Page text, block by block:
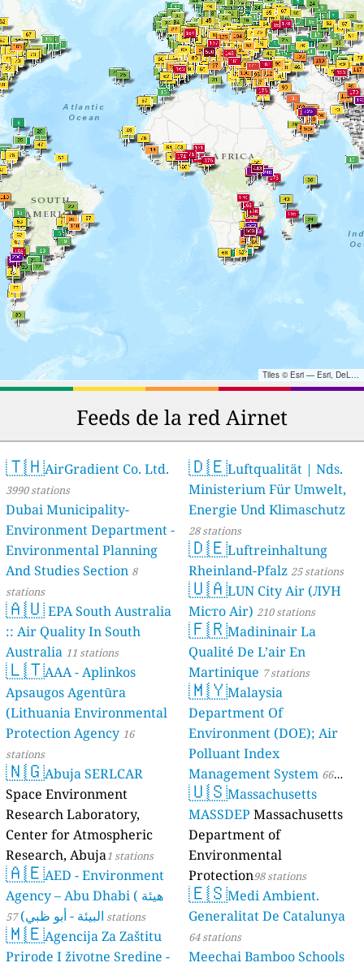
Tiles © Esri — Esri, DeLorme, NAVTEQ, TomTom, Intermap, iPC, USGS, FAO, NPS, NRCAN, GeoBase, Kadaster NL, Ordnance Survey, Esri Japan, METI, Esri China (Hong Kong), and the GIS User Community
Feeds de la red Airnet
🇹🇭AirGradient Co. Ltd.
3990 stations
Dubai Municipality-
Environment Department -
Environmental Planning
And Studies Section 8
stations
🇦🇺EPA South Australia
:: Air Quality In South
Australia 11 stations
🇱🇹AAA - Aplinkos
Apsaugos Agentūra
(Lithuania Environmental
Protection Agency 16
stations
🇳🇬Abuja SERLCAR
Space Environment
Research Laboratory,
Center for Atmospheric
Research, Abuja1 stations
🇦🇪AED - Environment
Agency – Abu Dhabi ( هيئة
البيئة - أبو ظبي) 57 stations
🇲🇪Agencija Za Zaštitu
Prirode I životne Sredine -
🇩🇪Luftqualität | Nds.
Ministerium Für Umwelt,
Energie Und Klimaschutz
28 stations
🇩🇪Luftreinhaltung
Rheinland-Pfalz 25 stations
🇺🇦LUN City Air (ЛУН
Місто Air) 210 stations
🇫🇷Madininair La
Qualité De L’air En
Martinique 7 stations
🇲🇾Malaysia
Department Of
Environment (DOE); Air
Polluant Index
Management System 66
stations
🇺🇸Massachusetts
MASSDEP Massachusetts
Department of
Environmental
Protection98 stations
🇪🇸Medi Ambient.
Generalitat De Catalunya
64 stations
Meechai Bamboo Schools